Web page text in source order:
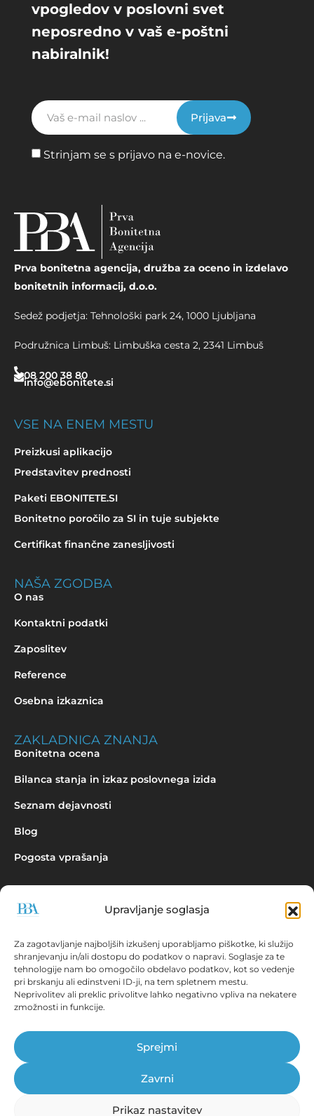
Upravljanje soglasja
Za zagotavljanje najboljših izkušenj uporabljamo piškotke, ki služijo
shranjevanju in/ali dostopu do podatkov o napravi. Soglasje za te
tehnologije nam bo omogočilo obdelavo podatkov, kot so vedenje
pri brskanju ali edinstveni ID-ji, na tem spletnem mestu.
Neprivolitev ali preklic privolitve lahko negativno vpliva na nekatere
zmožnosti in funkcije.
Sprejmi
Zavrni
Prikaz nastavitev
vpogledov v poslovni svet
neposredno v vaš e-poštni
nabiralnik!
Strinjam se s prijavo na e-novice.
Prijava
Prva bonitetna agencija, družba za oceno in izdelavo
bonitetnih informacij, d.o.o.
Sedež podjetja: Tehnološki park 24, 1000 Ljubljana
Podružnica Limbuš: Limbuška cesta 2, 2341 Limbuš
08 200 38 80
info@ebonitete.si
VSE NA ENEM MESTU
Preizkusi aplikacijo
Predstavitev prednosti
Paketi EBONITETE.SI
Bonitetno poročilo za SI in tuje subjekte
Certifikat finančne zanesljivosti
NAŠA ZGODBA
O nas
Kontaktni podatki
Zaposlitev
Reference
Osebna izkaznica
ZAKLADNICA ZNANJA
Bonitetna ocena
Bilanca stanja in izkaz poslovnega izida
Seznam dejavnosti
Blog
Pogosta vprašanja
Povpraševanje
dostopni!
© Prva bonitetna agencija d.o.o., 2026.
Vse pravice pridržane. ISSN 2536-2712